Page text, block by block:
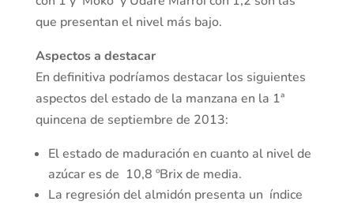
que presentan el nivel más bajo.
Aspectos a destacar
En definitiva podríamos destacar los siguientes
aspectos del estado de la manzana en la 1ª
quincena de septiembre de 2013:
El estado de maduración en cuanto al nivel de
azúcar es de 10,8 ºBrix de media.
La regresión del almidón presenta un índice